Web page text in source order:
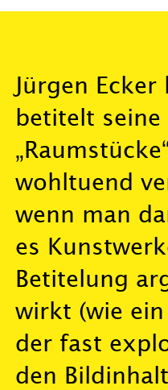
Jürgen
betitelt seine
wohltuend
wenn man
es
Betitelung
wirkt (wie
der fast
den